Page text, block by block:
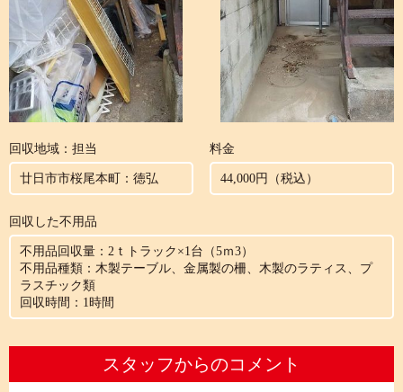
回収地域：担当
廿日市市桜尾本町：徳弘
料金
44,000円（税込）
回収した不用品
不用品回収量：2ｔトラック×1台（5ｍ3）
不用品種類：木製テーブル、金属製の柵、木製のラティス、プ
ラスチック類
回収時間：1時間
スタッフからのコメント